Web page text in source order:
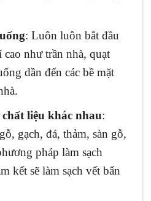
: Luôn luôn bắt đầu
như trần nhà, quạt
dần đến các bề mặt
liệu khác nhau:
gạch, đá, thảm, sàn gỗ,
pháp làm sạch
kết sẽ làm sạch vết bẩn